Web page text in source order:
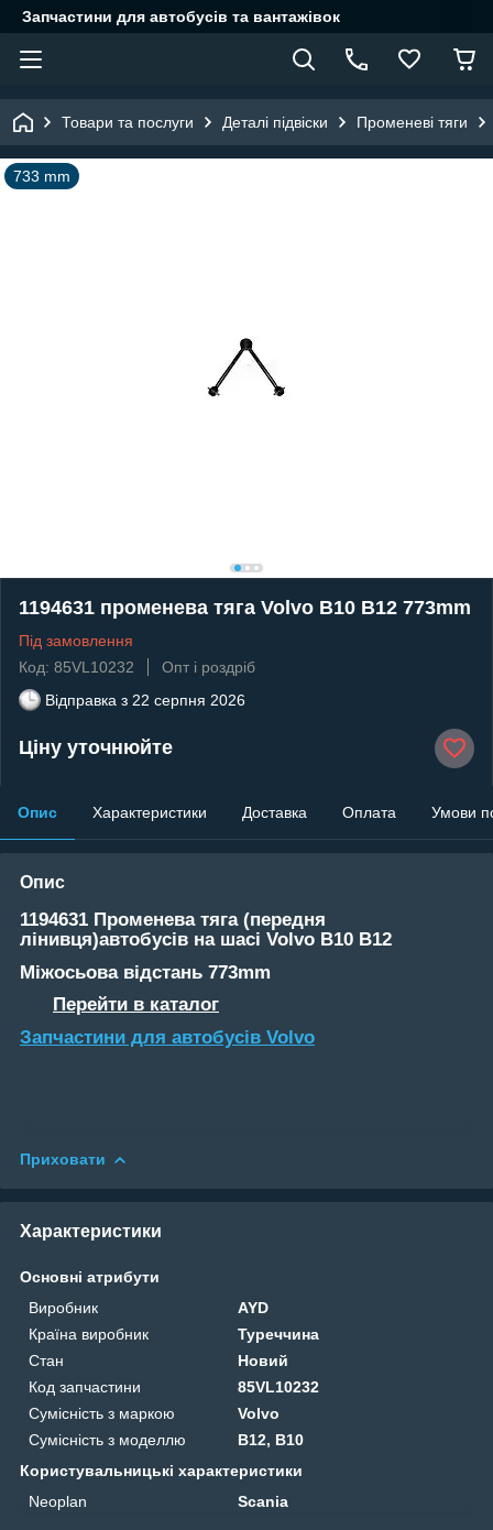
Запчастини для автобусів та вантажівок
Товари та послуги Деталі підвіски Променеві тяги
733 mm
1194631 променева тяга Volvo B10 B12 773mm
Під замовлення
Код: 85VL10232
Опт і роздріб
Відправка з 22 серпня 2026
Ціну уточнюйте
Опис Характеристики Доставка Оплата Умови
Опис
1194631 Променева тяга (передня
лінивця)автобусів на шасі Volvo B10 B12
Міжосьова відстань 773mm
Перейти в каталог
Запчастини для автобусів Volvo
Приховати
Характеристики
Основні атрибути
Виробник
AYD
Країна виробник
Туреччина
Стан
Новий
Код запчастини
85VL10232
Сумісність з маркою
Volvo
Сумісність з моделлю
B12, B10
Користувальницькі характеристики
Neoplan
Scania